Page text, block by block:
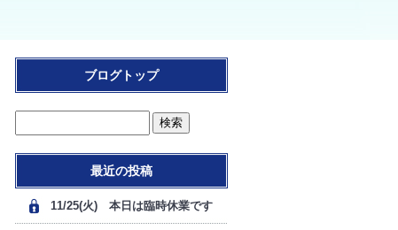
ブログトップ
最近の投稿
11/25(火) 本日は臨時休業です